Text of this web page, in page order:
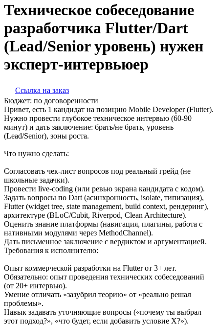
Техническое собеседование
разработчика Flutter/Dart
(Lead/Senior уровень) нужен
эксперт-интервьюер
Ссылка на заказ
Бюджет: по договоренности
Привет, есть 1 кандидат на позицию Mobile Developer (Flutter).
Нужно провести глубокое техническое интервью (60-90
минут) и дать заключение: брать/не брать, уровень
(Lead/Senior), зоны роста.
Что нужно сделать:
Согласовать чек-лист вопросов под реальный грейд (не
школьные задачки).
Провести live-coding (или ревью экрана кандидата с кодом).
Задать вопросы по Dart (асинхронность, isolate, типизация),
Flutter (widget tree, state management, build context, рендеринг),
архитектуре (BLoC/Cubit, Riverpod, Clean Architecture).
Оценить знание платформы (навигация, плагины, работа с
нативными модулями через MethodChannel).
Дать письменное заключение с вердиктом и аргументацией.
Требования к исполнителю:
Опыт коммерческой разработки на Flutter от 3+ лет.
Обязательно: опыт проведения технических собеседований
(от 20+ интервью).
Умение отличать «зазубрил теорию» от «реально решал
проблемы».
Навык задавать уточняющие вопросы («почему ты выбрал
этот подход?», «что будет, если добавить условие Х?»).